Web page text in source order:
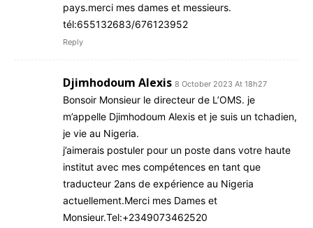
pays.merci mes dames et messieurs.
tél:655132683/676123952
Reply
Djimhodoum Alexis 8 October 2023 At 18h27
Bonsoir Monsieur le directeur de L’OMS. je
m’appelle Djimhodoum Alexis et je suis un tchadien,
je vie au Nigeria.
j’aimerais postuler pour un poste dans votre haute
institut avec mes compétences en tant que
traducteur 2ans de expérience au Nigeria
actuellement.Merci mes Dames et
Monsieur.Tel:+2349073462520